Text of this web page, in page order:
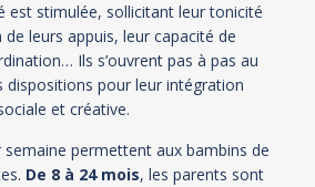
stimulée, sollicitant leur tonicité
leurs appuis, leur capacité de
Ils s’ouvrent pas à pas au
dispositions pour leur intégration
et créative.
semaine permettent aux bambins de
De 8 à 24 mois, les parents sont